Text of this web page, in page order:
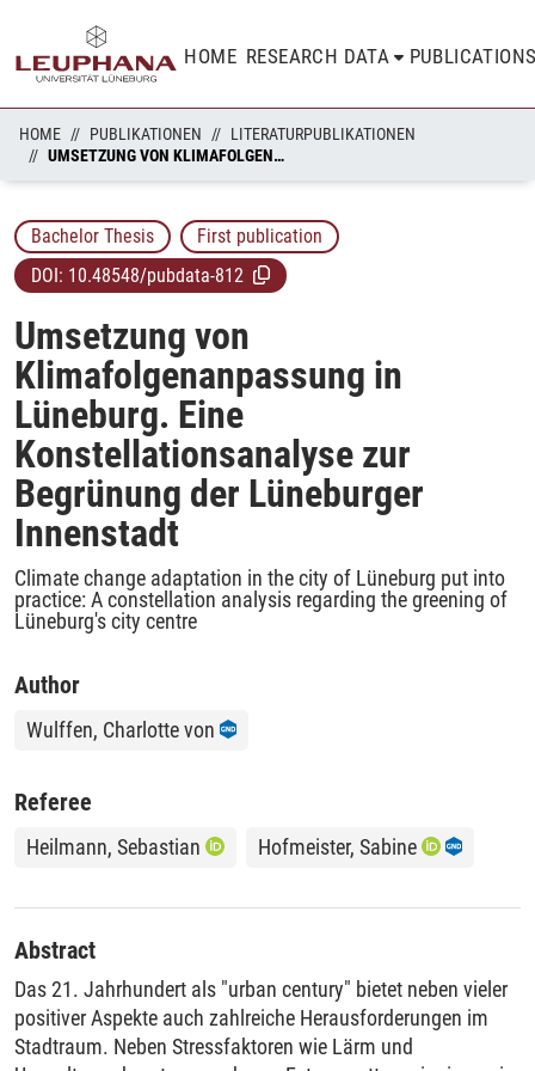
HOME RESEARCH DATA
HOME PUBLIKATIONEN
LITERATURPUBLIKATIONEN
UMSETZUNG VON KLIMAFOLGENANPASSUNG IN LÜNEBURG. EINE KONSTELLATIONSANALYSE ZUR BEGRÜNUNG DER LÜNEBURGER INNENSTADT
Bachelor Thesis
First publication
DOI: 10.48548/pubdata-812
Umsetzung von
Klimafolgenanpassung in
Lüneburg. Eine
Konstellationsanalyse zur
Begrünung der Lüneburger
Innenstadt
Climate change adaptation in the city of Lüneburg put into
practice: A constellation analysis regarding the greening of
Lüneburg's city centre
Author
Wulffen, Charlotte von
Referee
Heilmann, Sebastian Hofmeister, Sabine
Abstract
Das 21. Jahrhundert als "urban century" bietet neben vieler
positiver Aspekte auch zahlreiche Herausforderungen im
Stadtraum. Neben Stressfaktoren wie Lärm und